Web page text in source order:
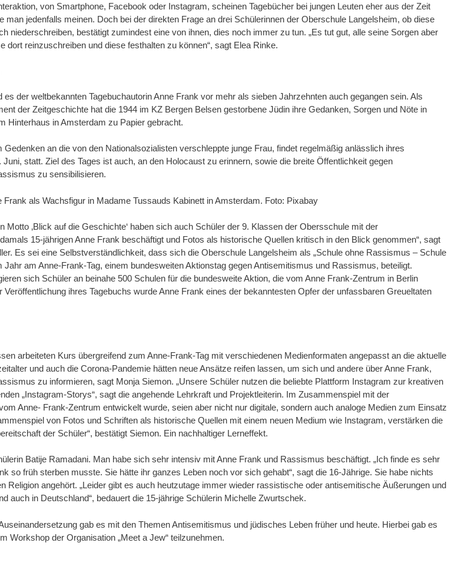
von Smartphone, Facebook oder Instagram, scheinen Tagebücher bei jungen Leuten eher aus der Zeit
man jedenfalls meinen. Doch bei der direkten Frage an drei Schülerinnen der Oberschule Langelsheim, ob diese
niederschreiben, bestätigt zumindest eine von ihnen, dies noch immer zu tun. „Es tut gut, alle seine Sorgen aber
dort reinzuschreiben und diese festhalten zu können“, sagt Elea Rinke.
es der weltbekannten Tagebuchautorin Anne Frank vor mehr als sieben Jahrzehnten auch gegangen sein. Als
der Zeitgeschichte hat die 1944 im KZ Bergen Belsen gestorbene Jüdin ihre Gedanken, Sorgen und Nöte in
Hinterhaus in Amsterdam zu Papier gebracht.
Gedenken an die von den Nationalsozialisten verschleppte junge Frau, findet regelmäßig anlässlich ihres
statt. Ziel des Tages ist auch, an den Holocaust zu erinnern, sowie die breite Öffentlichkeit gegen
zu sensibilisieren.
Frank als Wachsfigur in Madame Tussauds Kabinett in Amsterdam. Foto: Pixabay
Motto ‚Blick auf die Geschichte‘ haben sich auch Schüler der 9. Klassen der Obersschule mit der
15-jährigen Anne Frank beschäftigt und Fotos als historische Quellen kritisch in den Blick genommen“, sagt
Es sei eine Selbstverständlichkeit, dass sich die Oberschule Langelsheim als „Schule ohne Rassismus – Schule
Jahr am Anne-Frank-Tag, einem bundesweiten Aktionstag gegen Antisemitismus und Rassismus, beteiligt.
sich Schüler an beinahe 500 Schulen für die bundesweite Aktion, die vom Anne Frank-Zentrum in Berlin
Veröffentlichung ihres Tagebuchs wurde Anne Frank eines der bekanntesten Opfer der unfassbaren Greueltaten
arbeiteten Kurs übergreifend zum Anne-Frank-Tag mit verschiedenen Medienformaten angepasst an die aktuelle
und auch die Corona-Pandemie hätten neue Ansätze reifen lassen, um sich und andere über Anne Frank,
zu informieren, sagt Monja Siemon. „Unsere Schüler nutzen die beliebte Plattform Instagram zur kreativen
„Instagram-Storys“, sagt die angehende Lehrkraft und Projektleiterin. Im Zusammenspiel mit der
Anne- Frank-Zentrum entwickelt wurde, seien aber nicht nur digitale, sondern auch analoge Medien zum Einsatz
von Fotos und Schriften als historische Quellen mit einem neuen Medium wie Instagram, verstärken die
der Schüler“, bestätigt Siemon. Ein nachhaltiger Lerneffekt.
Batije Ramadani. Man habe sich sehr intensiv mit Anne Frank und Rassismus beschäftigt. „Ich finde es sehr
so früh sterben musste. Sie hätte ihr ganzes Leben noch vor sich gehabt“, sagt die 16-Jährige. Sie habe nichts
Religion angehört. „Leider gibt es auch heutzutage immer wieder rassistische oder antisemitische Äußerungen und
auch in Deutschland“, bedauert die 15-jährige Schülerin Michelle Zwurtschek.
gab es mit den Themen Antisemitismus und jüdisches Leben früher und heute. Hierbei gab es
Workshop der Organisation „Meet a Jew“ teilzunehmen.